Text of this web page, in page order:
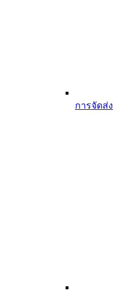
การจัดส่ง